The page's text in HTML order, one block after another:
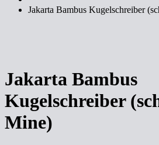
Jakarta Bambus Kugelschreiber
Jakarta Bambus
Kugelschreiber
Mine)